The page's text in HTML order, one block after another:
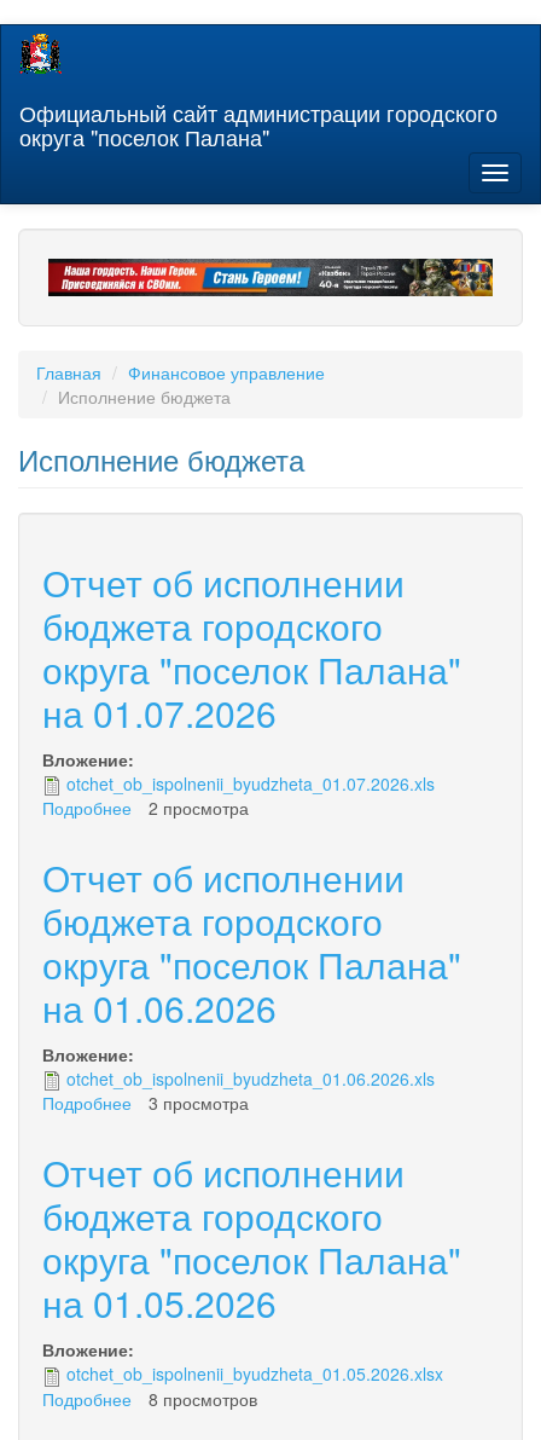
Перейти
содержанию
Официальный сайт администрации городского
округа "поселок Палана"
Главная
Финансовое управление
Исполнение бюджета
Исполнение бюджета
Отчет об исполнении
бюджета городского
округа "поселок Палана"
на 01.07.2026
Вложение:
otchet_ob_ispolnenii_byudzheta_01.07.2026.xls
Подробнее
исполнении
городского
округа
"поселок
Палана"
на
01.07.2026
2 просмотра
Отчет об исполнении
бюджета городского
округа "поселок Палана"
на 01.06.2026
Вложение:
otchet_ob_ispolnenii_byudzheta_01.06.2026.xls
Подробнее
исполнении
городского
округа
"поселок
Палана"
на
01.06.2026
3 просмотра
Отчет об исполнении
бюджета городского
округа "поселок Палана"
на 01.05.2026
Вложение:
otchet_ob_ispolnenii_byudzheta_01.05.2026.xlsx
Подробнее
8 просмотров